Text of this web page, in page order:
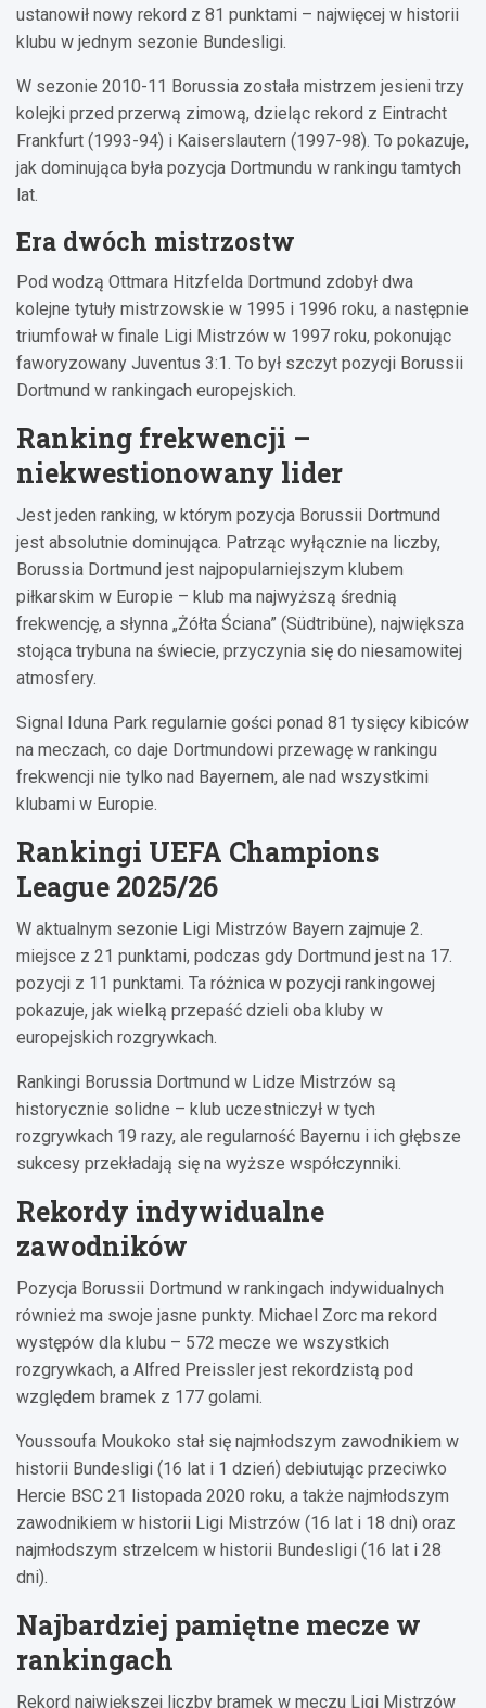
ustanowił nowy rekord z 81 punktami – najwięcej w historii
klubu w jednym sezonie Bundesligi.
W sezonie 2010-11 Borussia została mistrzem jesieni trzy
kolejki przed przerwą zimową, dzieląc rekord z Eintracht
Frankfurt (1993-94) i Kaiserslautern (1997-98). To pokazuje,
jak dominująca była pozycja Dortmundu w rankingu tamtych
lat.
Era dwóch mistrzostw
Pod wodzą Ottmara Hitzfelda Dortmund zdobył dwa
kolejne tytuły mistrzowskie w 1995 i 1996 roku, a następnie
triumfował w finale Ligi Mistrzów w 1997 roku, pokonując
faworyzowany Juventus 3:1. To był szczyt pozycji Borussii
Dortmund w rankingach europejskich.
Ranking frekwencji –
niekwestionowany lider
Jest jeden ranking, w którym pozycja Borussii Dortmund
jest absolutnie dominująca. Patrząc wyłącznie na liczby,
Borussia Dortmund jest najpopularniejszym klubem
piłkarskim w Europie – klub ma najwyższą średnią
frekwencję, a słynna „Żółta Ściana” (Südtribüne), największa
stojąca trybuna na świecie, przyczynia się do niesamowitej
atmosfery.
Signal Iduna Park regularnie gości ponad 81 tysięcy kibiców
na meczach, co daje Dortmundowi przewagę w rankingu
frekwencji nie tylko nad Bayernem, ale nad wszystkimi
klubami w Europie.
Rankingi UEFA Champions
League 2025/26
W aktualnym sezonie Ligi Mistrzów Bayern zajmuje 2.
miejsce z 21 punktami, podczas gdy Dortmund jest na 17.
pozycji z 11 punktami. Ta różnica w pozycji rankingowej
pokazuje, jak wielką przepaść dzieli oba kluby w
europejskich rozgrywkach.
Rankingi Borussia Dortmund w Lidze Mistrzów są
historycznie solidne – klub uczestniczył w tych
rozgrywkach 19 razy, ale regularność Bayernu i ich głębsze
sukcesy przekładają się na wyższe współczynniki.
Rekordy indywidualne
zawodników
Pozycja Borussii Dortmund w rankingach indywidualnych
również ma swoje jasne punkty. Michael Zorc ma rekord
występów dla klubu – 572 mecze we wszystkich
rozgrywkach, a Alfred Preissler jest rekordzistą pod
względem bramek z 177 golami.
Youssoufa Moukoko stał się najmłodszym zawodnikiem w
historii Bundesligi (16 lat i 1 dzień) debiutując przeciwko
Hercie BSC 21 listopada 2020 roku, a także najmłodszym
zawodnikiem w historii Ligi Mistrzów (16 lat i 18 dni) oraz
najmłodszym strzelcem w historii Bundesligi (16 lat i 28
dni).
Najbardziej pamiętne mecze w
rankingach
Rekord największej liczby bramek w meczu Ligi Mistrzów